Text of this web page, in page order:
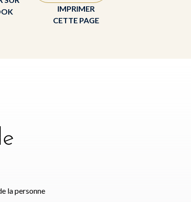
IMPRIMER
CETTE PAGE
la personne